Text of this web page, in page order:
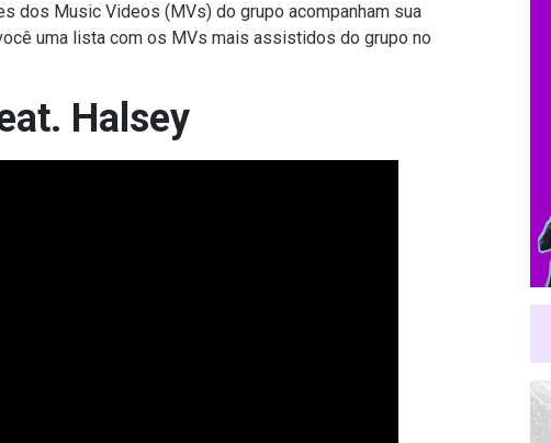
dos Music Videos (MVs) do grupo acompanham sua
uma lista com os MVs mais assistidos do grupo no
Halsey